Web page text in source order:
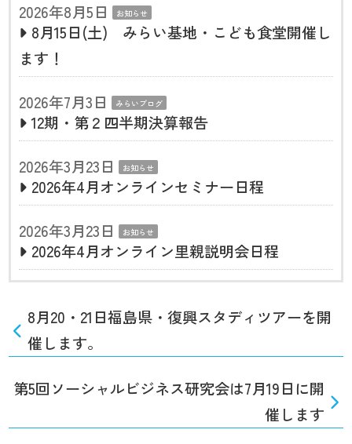
2026年8月5日 お知らせ
8月15日(土) みらい基地・こども食堂開催し
ます！
2026年7月3日
みらいブログ
12期・第２四半期決算報告
2026年3月23日
お知らせ
2026年4月オンラインセミナー日程
2026年3月23日
お知らせ
2026年4月オンライン里親説明会日程
8月20・21日福島県・復興スタディツアーを開
催します。
第5回ソーシャルビジネス研究会は7月19日に開
催します